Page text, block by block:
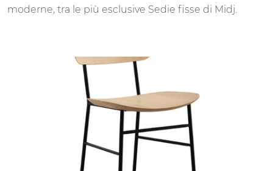
moderne, tra le più esclusive Sedie fisse di Midj.